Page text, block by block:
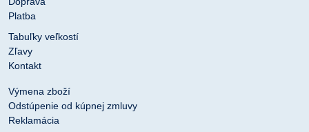
Platba
Tabuľky veľkostí
Zľavy
Kontakt
Výmena zboží
Odstúpenie od kúpnej zmluvy
Reklamácia